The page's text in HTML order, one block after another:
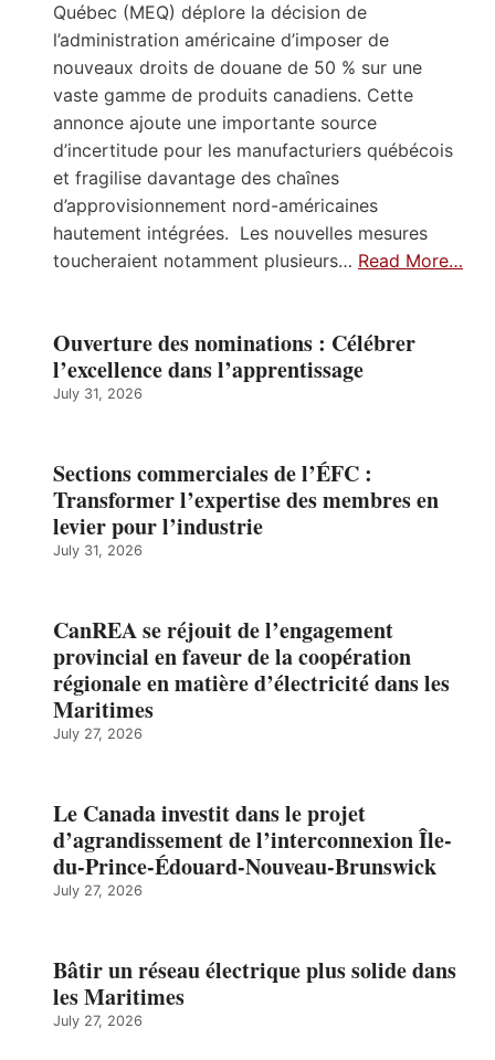
Québec (MEQ) déplore la décision de
l’administration américaine d’imposer de
nouveaux droits de douane de 50 % sur une
vaste gamme de produits canadiens. Cette
annonce ajoute une importante source
d’incertitude pour les manufacturiers québécois
et fragilise davantage des chaînes
d’approvisionnement nord-américaines
hautement intégrées. Les nouvelles mesures
toucheraient notamment plusieurs… Read More…
Ouverture des nominations : Célébrer
l’excellence dans l’apprentissage
July 31, 2026
Sections commerciales de l’ÉFC :
Transformer l’expertise des membres en
levier pour l’industrie
July 31, 2026
CanREA se réjouit de l’engagement
provincial en faveur de la coopération
régionale en matière d’électricité dans les
Maritimes
July 27, 2026
Le Canada investit dans le projet
d’agrandissement de l’interconnexion Île-
du-Prince-Édouard-Nouveau-Brunswick
July 27, 2026
Bâtir un réseau électrique plus solide dans
les Maritimes
July 27, 2026